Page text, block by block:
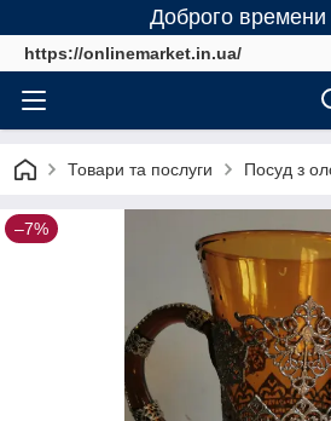
Доброго времени
https://onlinemarket.in.ua/
Товари та послуги Посуд з
–7%